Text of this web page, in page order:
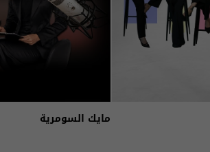
مايك السومرية